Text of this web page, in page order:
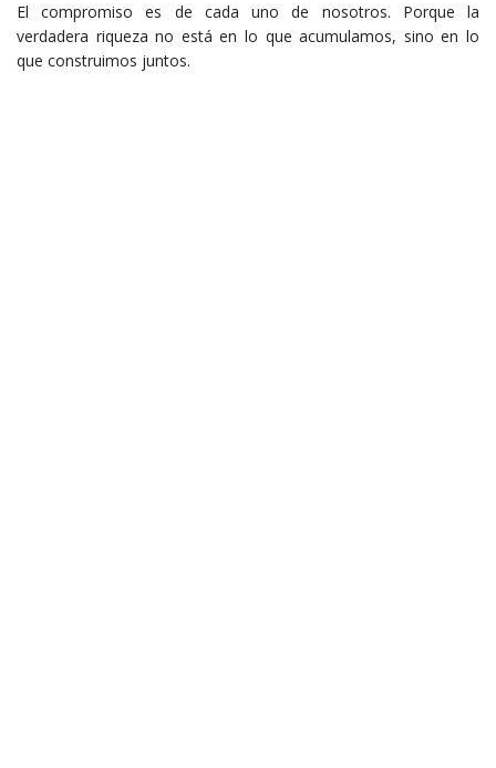
El compromiso es de cada uno de nosotros. Porque la
verdadera riqueza no está en lo que acumulamos, sino en lo
que construimos juntos.